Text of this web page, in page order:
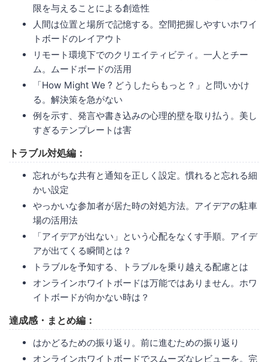
限を与えることによる創造性
人間は位置と場所で記憶する。空間把握しやすいホワイ
トボードのレイアウト
リモート環境下でのクリエイティビティ。一人とチー
ム。ムードボードの活用
「How Might We ? どうしたらもっと？」と問いかけ
る。解決策を急がない
例を示す、発言や書き込みの心理的壁を取り払う。美し
すぎるテンプレートは害
トラブル対処編：
忘れがちな共有と通知を正しく設定。慣れると忘れる細
かい設定
やっかいな参加者が居た時の対処方法。アイデアの駐車
場の活用法
「アイデアが出ない」という心配をなくす手順。アイデ
アが出てくる瞬間とは？
トラブルを予知する、トラブルを乗り越える配慮とは
オンラインホワイトボードは万能ではありません。ホワ
イトボードが向かない時は？
達成感・まとめ編：
はかどるための振り返り。前に進むための振り返り
オンラインホワイトボードでスムーズなレビューを。完